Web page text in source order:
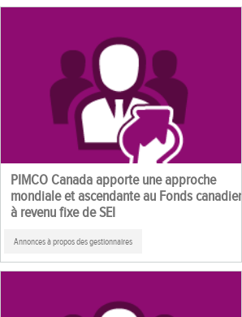
PIMCO Canada apporte une approche
mondiale et ascendante au Fonds canadien
à revenu fixe de SEI
Annonces à propos des gestionnaires